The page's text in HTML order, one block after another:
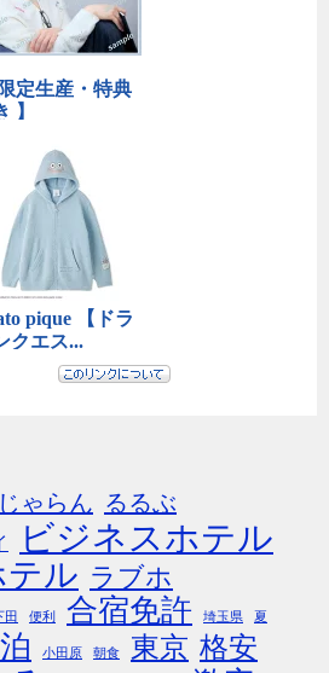
じゃらん るるぶ
ビジネスホテル
テル ラブホ
田 便利 合宿免許 埼玉県 夏
小田原 朝食 東京 格安